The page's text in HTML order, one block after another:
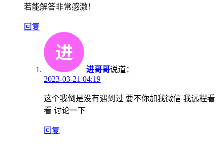
若能解答非常感激！
回复
进哥哥说道：
2023-03-21 04:19
这个我倒是没有遇到过 要不你加我微信 我远程看
看 讨论一下
回复